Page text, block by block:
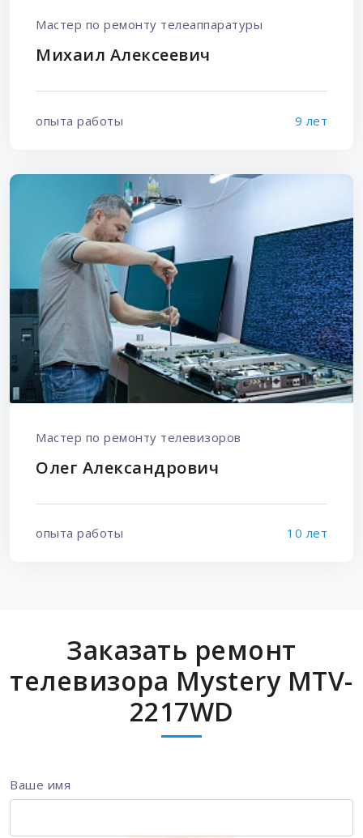
Мастер по ремонту телеаппаратуры
Михаил Алексеевич
опыта работы 9 лет
Мастер по ремонту телевизоров
Олег Александрович
опыта работы 10 лет
Заказать ремонт
телевизора Mystery MTV-
2217WD
Ваше имя